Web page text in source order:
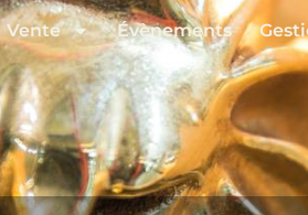
Vente Évènements